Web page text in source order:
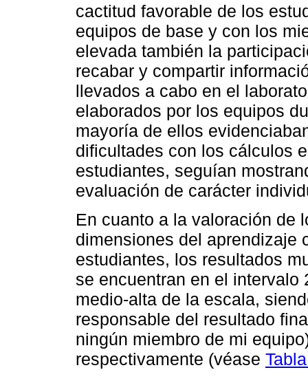
cactitud favorable de los
equipos de base y con los
elevada también la
recabar y compartir
llevados a cabo en el
elaborados por los equipos
mayoría de ellos
dificultades con los cálculos
estudiantes, seguían
evaluación de carácter
En cuanto a la valoración de
dimensiones del aprendizaje
estudiantes, los resultados
se encuentran en el intervalo
medio-alta de la escala,
responsable del resultado
ningún miembro de mi
respectivamente (véase